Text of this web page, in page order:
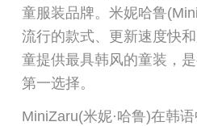
童服装品牌。米妮哈鲁
流行的款式、更新速度快
童提供最具韩风的童装，
第一选择。
MiniZaru(米妮·哈鲁)在韩